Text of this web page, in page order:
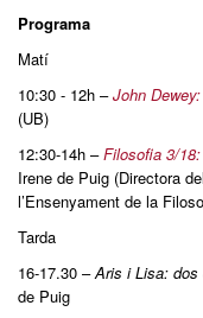
Programa
Matí
10:30 - 12h –John
(UB)
12:30-14h –Filosofia 3/
Irene de Puig (Directora
l’Ensenyament de la
Tarda
16-17.30 –Aris i Lisa:
de Puig